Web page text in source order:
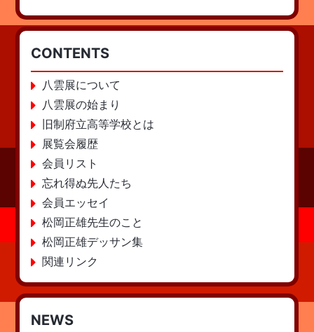
CONTENTS
八雲展について
八雲展の始まり
旧制府立高等学校とは
展覧会履歴
会員リスト
忘れ得ぬ先人たち
会員エッセイ
松岡正雄先生のこと
松岡正雄デッサン集
関連リンク
NEWS